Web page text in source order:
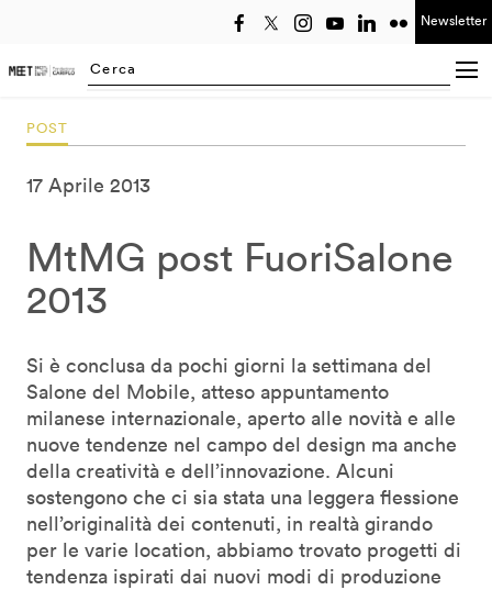
Newsletter
Searching...
POST
17 Aprile 2013
MtMG post FuoriSalone
2013
Si è conclusa da pochi giorni la settimana del
Salone del Mobile, atteso appuntamento
milanese internazionale, aperto alle novità e alle
nuove tendenze nel campo del design ma anche
della creatività e dell’innovazione. Alcuni
sostengono che ci sia stata una leggera flessione
nell’originalità dei contenuti, in realtà girando
per le varie location, abbiamo trovato progetti di
tendenza ispirati dai nuovi modi di produzione